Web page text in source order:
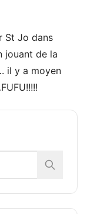
St Jo dans
jouant de la
il y a moyen